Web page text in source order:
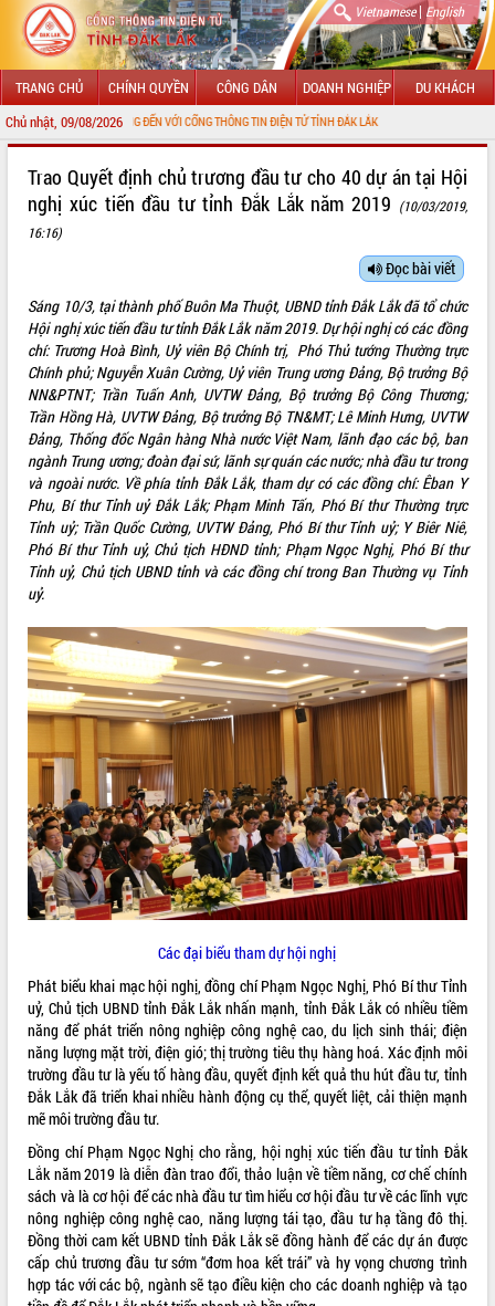
Vietnamese| English
TRANG CHỦ CHÍNH QUYỀN CÔNG DÂN DOANH NGHIỆP DU KHÁCH
Chủ nhật, 09/08/2026
MỪNG ĐẾN VỚI CỔNG THÔNG TIN ĐIỆN TỬ TỈNH ĐẮK LẮK
LÃNH ĐẠO UBND TỈNH
SỞ, BAN, NGÀNH
UBND CÁC XÃ, PHƯỜNG
THÔNG TIN CHỈ ĐẠO ĐIỀU HÀNH
HỆ THỐNG VĂN BẢN
VĂN BẢN HĐND TỈNH
ĐIỂM TIN VĂN BẢN
QUY HOẠCH - KẾ HOẠCH
VIDEO
Loading the player...
Trailer Lễ hội Sầu riêng Đắk Lắk năm
2026
Khám bệnh, cấp phát thuốc miễn phí
và tặng quà người dân xã Cư Pui
Hội nghị UBND tỉnh Đắk Lắk thường kỳ
tháng 7/2026
Lễ truy tặng danh hiệu “Bà Mẹ Việt
Nam Anh hùng” và trao Huân chương
Lao động
ALBUM ẢNH
Trao Quyết định chủ trương đầu tư cho 40 dự án tại Hội
nghị xúc tiến đầu tư tỉnh Đắk Lắk năm 2019 (10/03/2019,
16:16)
Đọc bài viết
Sáng 10/3, tại thành phố Buôn Ma Thuột, UBND tỉnh Đắk Lắk đã tổ chức
Hội nghị xúc tiến đầu tư tỉnh Đắk Lắk năm 2019. Dự hội nghị có các đồng
chí: Trương Hoà Bình, Uỷ viên Bộ Chính trị, Phó Thủ tướng Thường trực
Chính phủ; Nguyễn Xuân Cường, Uỷ viên Trung ương Đảng, Bộ trưởng Bộ
NN&PTNT; Trần Tuấn Anh, UVTW Đảng, Bộ trưởng Bộ Công Thương;
Trần Hồng Hà, UVTW Đảng, Bộ trưởng Bộ TN&MT; Lê Minh Hưng, UVTW
Đảng, Thống đốc Ngân hàng Nhà nước Việt Nam, lãnh đạo các bộ, ban
ngành Trung ương; đoàn đại sứ, lãnh sự quán các nước; nhà đầu tư trong
và ngoài nước. Về phía tỉnh Đắk Lắk, tham dự có các đồng chí: Êban Y
Phu, Bí thư Tỉnh uỷ Đắk Lắk; Phạm Minh Tấn, Phó Bí thư Thường trực
Tỉnh uỷ; Trần Quốc Cường, UVTW Đảng, Phó Bí thư Tỉnh uỷ; Y Biêr Niê,
Phó Bí thư Tỉnh uỷ, Chủ tịch HĐND tỉnh; Phạm Ngọc Nghị, Phó Bí thư
Tỉnh uỷ, Chủ tịch UBND tỉnh và các đồng chí trong Ban Thường vụ Tỉnh
uỷ.
Các đại biểu tham dự hội nghị
Phát biểu khai mạc hội nghị, đồng chí Phạm Ngọc Nghị, Phó Bí thư Tỉnh
uỷ, Chủ tịch UBND tỉnh Đắk Lắk nhấn mạnh, tỉnh Đắk Lắk có nhiều tiềm
năng để phát triển nông nghiệp công nghệ cao, du lịch sinh thái; điện
năng lượng mặt trời, điện gió; thị trường tiêu thụ hàng hoá. Xác định môi
trường đầu tư là yếu tố hàng đầu, quyết định kết quả thu hút đầu tư, tỉnh
Đắk Lắk đã triển khai nhiều hành động cụ thể, quyết liệt, cải thiện mạnh
mẽ môi trường đầu tư.
Đồng chí Phạm Ngọc Nghị cho rằng, hội nghị xúc tiến đầu tư tỉnh Đắk
Lắk năm 2019 là diễn đàn trao đổi, thảo luận về tiềm năng, cơ chế chính
sách và là cơ hội để các nhà đầu tư tìm hiểu cơ hội đầu tư về các lĩnh vực
nông nghiệp công nghệ cao, năng lượng tái tạo, đầu tư hạ tầng đô thị.
Đồng thời cam kết UBND tỉnh Đắk Lắk sẽ đồng hành để các dự án được
cấp chủ trương đầu tư sớm “đơm hoa kết trái” và hy vọng chương trình
hợp tác với các bộ, ngành sẽ tạo điều kiện cho các doanh nghiệp và tạo